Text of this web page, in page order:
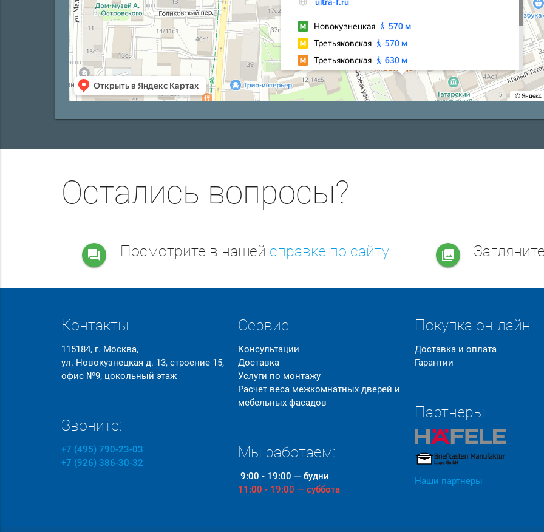
Остались вопросы?
question_answer Посмотрите в нашей справке по сайту collections
Контакты
115184, г. Москва,
ул. Новокузнецкая д. 13, строение 15,
офис №9, цокольный этаж
Звоните:
+7 (495) 790-23-03
+7 (926) 386-30-32
Сервис
Консультации
Доставка
Услуги по монтажу
Расчет веса межкомнатных дверей и
мебельных фасадов
Мы работаем:
9:00 - 19:00 — будни
11:00 - 19:00 — суббота
Покупка он-лайн
Доставка и оплата
Гарантии
Партнеры
Наши партнеры